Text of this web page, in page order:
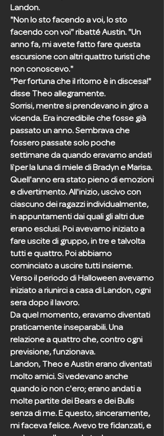
Landon.
"Non lo sto facendo a voi, lo sto
facendo con voi" ribatté Austin. "Un
anno fa, mi avete fatto fare questa
escursione con altri quattro turisti che
non conoscevo."
"Per fortuna che il ritorno è in discesa!"
disse Theo allegramente.
Sorrisi, mentre si prendevano in giro a
vicenda. Era incredibile che fosse già
passato un anno. Sembrava che
fossero passate solo poche
settimane da quando eravamo andati
lì per la luna di miele di Bradyn e Marisa.
Quell'anno era stato pieno di emozioni
e divertimento. All'inizio, uscivo con
ciascuno dei ragazzi individualmente,
in appuntamenti dai quali gli altri due
erano esclusi. Poi avevamo iniziato a
fare uscite di gruppo, in tre e talvolta
tutti e quattro. Poi abbiamo
cominciato a uscire tutti insieme.
Verso il periodo di Halloween avevamo
iniziato a riunirci a casa di Landon, ogni
sera dopo il lavoro.
Da quel momento, eravamo diventati
praticamente inseparabili. Una
relazione a quattro che, contro ogni
previsione, funzionava.
Landon, Theo e Austin erano diventati
molto amici. Si vedevano anche
quando io non c'ero; erano andati a
molte partite dei Bears e dei Bulls
senza di me. E questo, sinceramente,
mi faceva felice. Avevo tre fidanzati, e